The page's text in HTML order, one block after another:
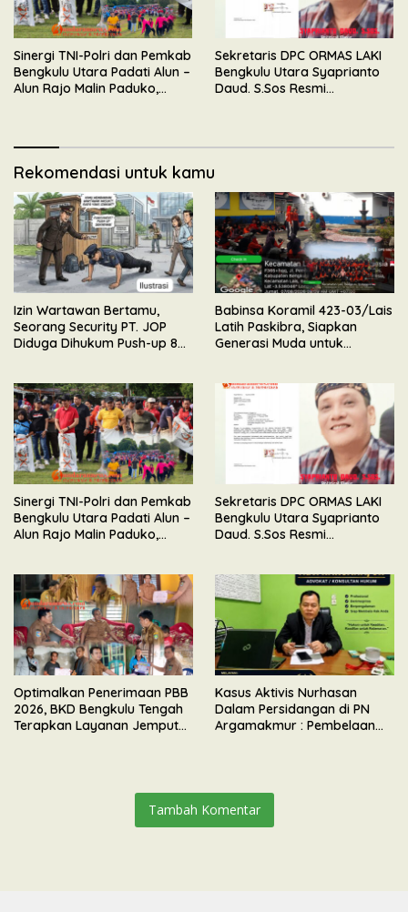
Sinergi TNI-Polri dan Pemkab
Bengkulu Utara Padati Alun –
Alun Rajo Malin Paduko,
Sekretaris DPC ORMAS LAKI
Bengkulu Utara Syaprianto
Daud. S.Sos Resmi
Rekomendasi untuk kamu
Izin Wartawan Bertamu,
Seorang Security PT. JOP
Diduga Dihukum Push-up 80
Babinsa Koramil 423-03/Lais
Latih Paskibra, Siapkan
Generasi Muda untuk
Sinergi TNI-Polri dan Pemkab
Bengkulu Utara Padati Alun –
Alun Rajo Malin Paduko,
Sekretaris DPC ORMAS LAKI
Bengkulu Utara Syaprianto
Daud. S.Sos Resmi
Optimalkan Penerimaan PBB
2026, BKD Bengkulu Tengah
Terapkan Layanan Jemput
Kasus Aktivis Nurhasan
Dalam Persidangan di PN
Argamakmur : Pembelaan
Tambah Komentar